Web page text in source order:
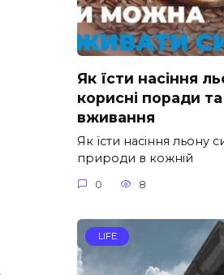
Як їсти насіння
корисні поради
вживання
Як їсти насіння льону
природи в кожній
0 8
LIFE